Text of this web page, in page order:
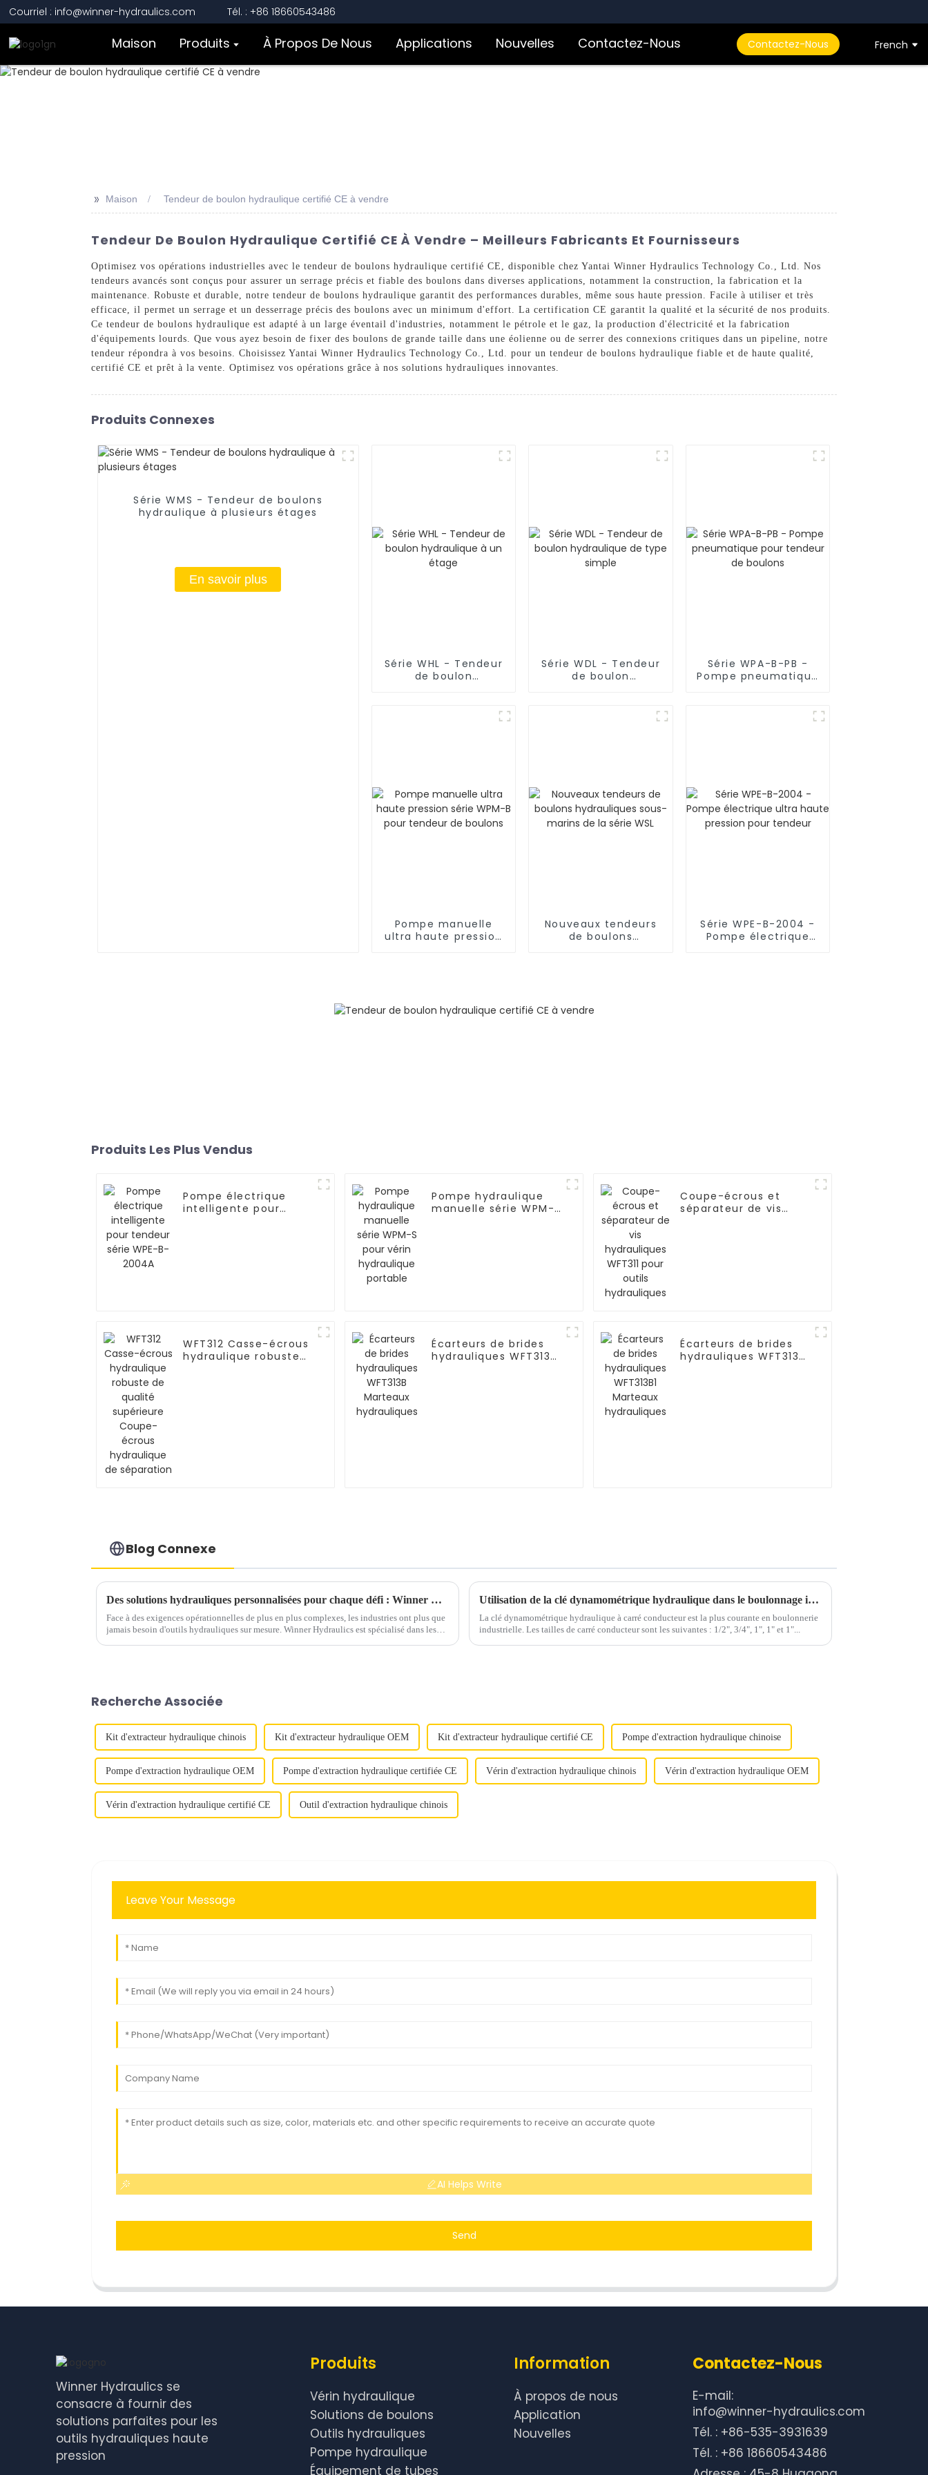
Courriel : info@winner-hydraulics.com Tél. : +86 18660543486
Maison Produits À Propos De Nous Applications Nouvelles Contactez-Nous Contactez-Nous French
>> Maison Tendeur de boulon hydraulique certifié CE à vendre
Tendeur De Boulon Hydraulique Certifié CE À Vendre – Meilleurs Fabricants Et Fournisseurs
Optimisez vos opérations industrielles avec le tendeur de boulons hydraulique certifié CE, disponible chez Yantai Winner Hydraulics Technology Co., Ltd. Nos
tendeurs avancés sont conçus pour assurer un serrage précis et fiable des boulons dans diverses applications, notamment la construction, la fabrication et la
maintenance. Robuste et durable, notre tendeur de boulons hydraulique garantit des performances durables, même sous haute pression. Facile à utiliser et très
efficace, il permet un serrage et un desserrage précis des boulons avec un minimum d'effort. La certification CE garantit la qualité et la sécurité de nos produits.
Ce tendeur de boulons hydraulique est adapté à un large éventail d'industries, notamment le pétrole et le gaz, la production d'électricité et la fabrication
d'équipements lourds. Que vous ayez besoin de fixer des boulons de grande taille dans une éolienne ou de serrer des connexions critiques dans un pipeline, notre
tendeur répondra à vos besoins. Choisissez Yantai Winner Hydraulics Technology Co., Ltd. pour un tendeur de boulons hydraulique fiable et de haute qualité,
certifié CE et prêt à la vente. Optimisez vos opérations grâce à nos solutions hydrauliques innovantes.
Produits Connexes
Série WMS - Tendeur de boulons
hydraulique à plusieurs étages
En savoir plus
Série WHL - Tendeur
de boulon
Série WDL - Tendeur
de boulon
Série WPA-B-PB -
Pompe pneumatique
Pompe manuelle
ultra haute pression
Nouveaux tendeurs
de boulons
Série WPE-B-2004 -
Pompe électrique
Produits Les Plus Vendus
Pompe électrique
intelligente pour
Pompe hydraulique
manuelle série WPM-S
Coupe-écrous et
séparateur de vis
WFT312 Casse-écrous
hydraulique robuste
Écarteurs de brides
hydrauliques WFT313B
Écarteurs de brides
hydrauliques WFT313B1
Blog Connexe
Des solutions hydrauliques personnalisées pour chaque défi : Winner Hydraulics offre précision et fiabilité
Face à des exigences opérationnelles de plus en plus complexes, les industries ont plus que
jamais besoin d'outils hydrauliques sur mesure. Winner Hydraulics est spécialisé dans les
Utilisation de la clé dynamométrique hydraulique dans le boulonnage industriel
La clé dynamométrique hydraulique à carré conducteur est la plus courante en boulonnerie
industrielle. Les tailles de carré conducteur sont les suivantes : 1/2", 3/4", 1", 1" et 1"...
Recherche Associée
Kit d'extracteur hydraulique chinois Kit d'extracteur hydraulique OEM Kit d'extracteur hydraulique certifié CE Pompe d'extraction hydraulique chinoise
Pompe d'extraction hydraulique OEM Pompe d'extraction hydraulique certifiée CE Vérin d'extraction hydraulique chinois Vérin d'extraction hydraulique OEM
Vérin d'extraction hydraulique certifié CE Outil d'extraction hydraulique chinois
Leave Your Message
AI Helps Write
Send
Winner Hydraulics se
consacre à fournir des
solutions parfaites pour les
outils hydrauliques haute
pression
Produits
Vérin hydraulique
Solutions de boulons
Outils hydrauliques
Pompe hydraulique
Équipement de tubes
Information
À propos de nous
Application
Nouvelles
Contactez-Nous
E-mail:
info@winner-hydraulics.com
Tél. : +86-535-3931639
Tél. : +86 18660543486